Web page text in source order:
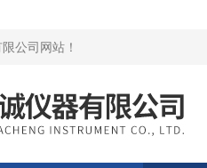
公司网站 ！